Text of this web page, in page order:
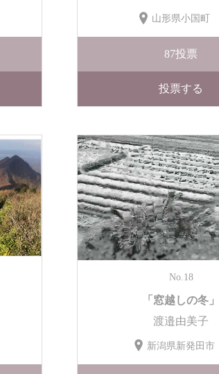
山形県小国町
87投票
投票する
No.18
「窓越しの冬」
渡邉由美子
新潟県新発田市